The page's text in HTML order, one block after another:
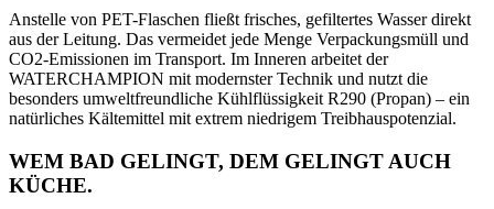
Anstelle von PET-Flaschen fließt frisches, gefiltertes Wasser direkt
aus der Leitung. Das vermeidet jede Menge Verpackungsmüll und
CO2-Emissionen im Transport. Im Inneren arbeitet der
WATERCHAMPION mit modernster Technik und nutzt die
besonders umweltfreundliche Kühlflüssigkeit R290 (Propan) – ein
natürliches Kältemittel mit extrem niedrigem Treibhauspotenzial.
WEM BAD GELINGT, DEM GELINGT AUCH
KÜCHE.